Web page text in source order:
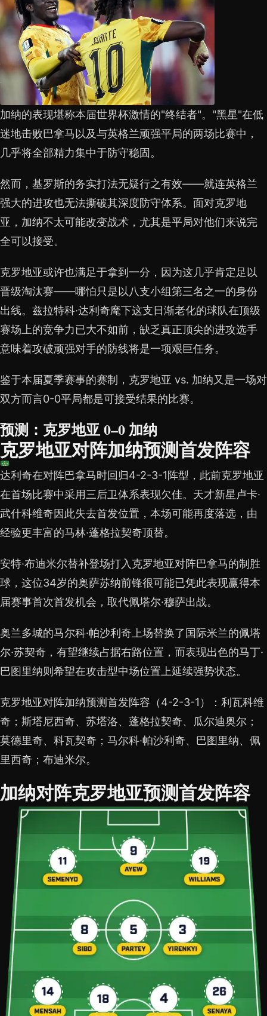
加纳的表现堪称本届世界杯激情的"终结者"。"黑星"在低
迷地击败巴拿马以及与英格兰顽强平局的两场比赛中，
几乎将全部精力集中于防守稳固。
然而，基罗斯的务实打法无疑行之有效——就连英格兰
强大的进攻也无法撕破其深度防守体系。面对克罗地
亚，加纳不太可能改变战术，尤其是平局对他们来说完
全可以接受。
克罗地亚或许也满足于拿到一分，因为这几乎肯定足以
晋级淘汰赛——哪怕只是以八支小组第三名之一的身份
出线。兹拉特科·达利奇麾下这支日渐老化的球队在顶级
赛场上的竞争力已大不如前，缺乏真正顶尖的进攻选手
意味着攻破顽强对手的防线将是一项艰巨任务。
鉴于本届夏季赛事的赛制，克罗地亚 vs. 加纳又是一场对
双方而言0-0平局都是可接受结果的比赛。
预测：克罗地亚 0–0 加纳
克罗地亚对阵加纳预测首发阵容
达利奇在对阵巴拿马时回归4-2-3-1阵型，此前克罗地亚
在首场比赛中采用三后卫体系表现欠佳。天才新星卢卡·
武什科维奇因此失去首发位置，本场可能再度落选，由
经验更丰富的马林·蓬格拉契奇顶替。
安特·布迪米尔替补登场打入克罗地亚对阵巴拿马的制胜
球，这位34岁的奥萨苏纳前锋很可能已凭此表现赢得本
届赛事首次首发机会，取代佩塔尔·穆萨出战。
奥兰多城的马尔科·帕沙利奇上场替换了国际米兰的佩塔
尔·苏契奇，有望继续占据右路位置，而表现出色的马丁·
巴图里纳则希望在攻击型中场位置上延续强势状态。
克罗地亚对阵加纳预测首发阵容（4-2-3-1）：利瓦科维
奇；斯塔尼西奇、苏塔洛、蓬格拉契奇、瓜尔迪奥尔；
莫德里奇、科瓦契奇；马尔科·帕沙利奇、巴图里纳、佩
里西奇；布迪米尔。
加纳对阵克罗地亚预测首发阵容